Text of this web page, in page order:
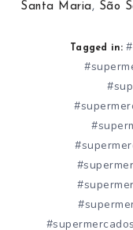
Santa Maria, São
Tagged in: